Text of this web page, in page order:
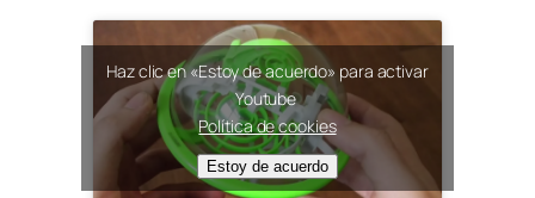
Haz clic en «Estoy de acuerdo» para activar
Youtube
Política de cookies
Estoy de acuerdo